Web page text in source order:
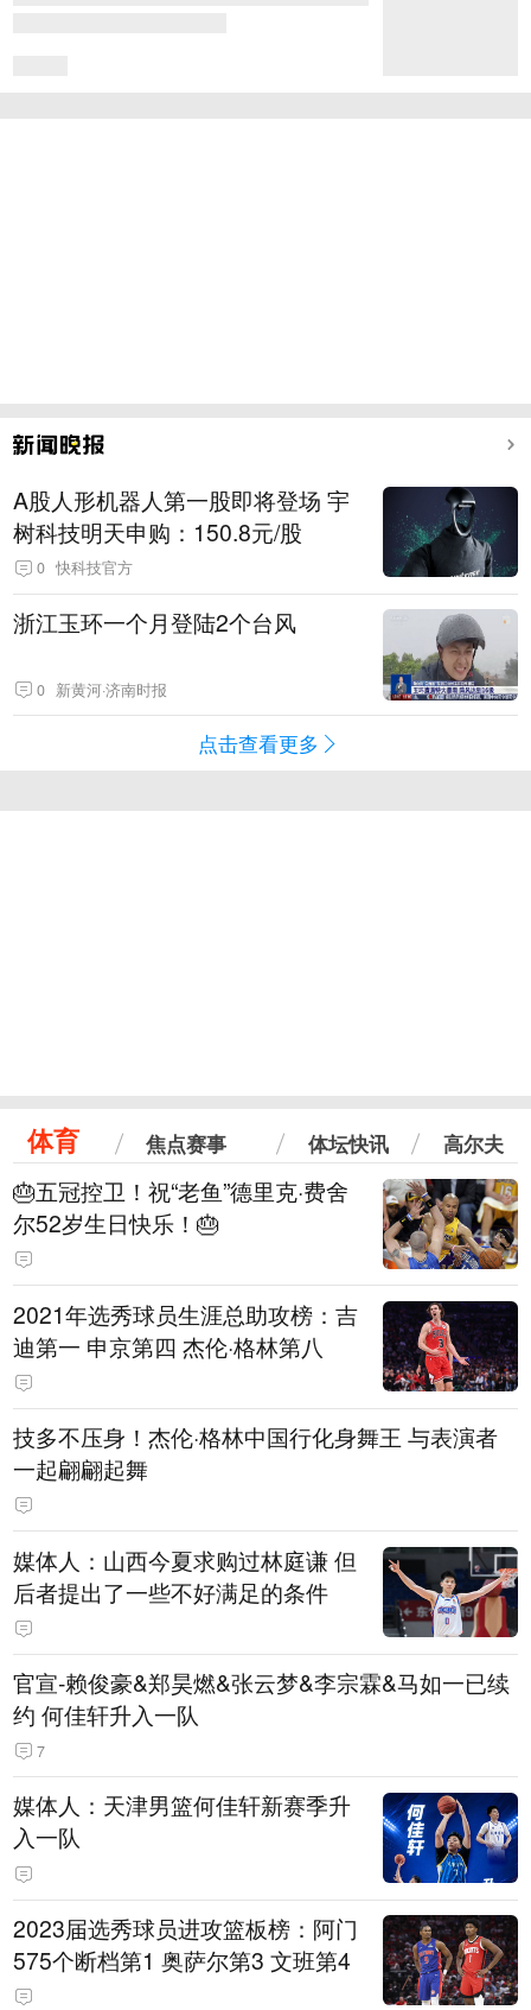
A股人形机器人第一股即将登场 宇
树科技明天申购：150.8元/股
0 快科技官方
浙江玉环一个月登陆2个台风
0 新黄河·济南时报
点击查看更多
体育 焦点赛事 体坛快讯 高尔夫
🎂五冠控卫！祝“老鱼”德里克·费舍
尔52岁生日快乐！🎂
2021年选秀球员生涯总助攻榜：吉
迪第一 申京第四 杰伦·格林第八
技多不压身！杰伦·格林中国行化身舞王 与表演者
一起翩翩起舞
媒体人：山西今夏求购过林庭谦 但
后者提出了一些不好满足的条件
官宣-赖俊豪&郑昊燃&张云梦&李宗霖&马如一已续
约 何佳轩升入一队
7
媒体人：天津男篮何佳轩新赛季升
入一队
2023届选秀球员进攻篮板榜：阿门
575个断档第1 奥萨尔第3 文班第4